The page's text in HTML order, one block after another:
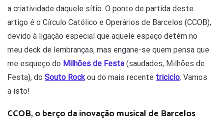
a criatividade daquele sítio. O ponto de partida deste
artigo é o Círculo Católico e Operários de Barcelos (CCOB),
devido à ligação especial que aquele espaço detém no
meu deck de lembranças, mas engane-se quem pensa que
me esqueço do Milhões de Festa (saudades, Milhões de
Festa), do Souto Rock ou do mais recente triciclo. Vamos
a isto!
CCOB, o berço da inovação musical de Barcelos